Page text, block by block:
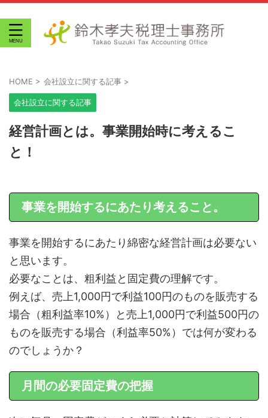
HOME > 会社設立に関する記事 >
会社設立に関する記事
経営計画とは。事業開始時に考えるこ
と！
事業を開始するにあたり考えること。
事業を開始するにあたり綿密な経営計画は必要ない
と思います。
必要なことは、粗利益と固定費の理解です。
例えば、売上1,000円で利益100円のものを販売する
場合（粗利益率10%）と売上1,000円で利益500円の
ものを販売する場合（利益率50%）では何が変わる
のでしょうか？
月間の必要固定費の把握